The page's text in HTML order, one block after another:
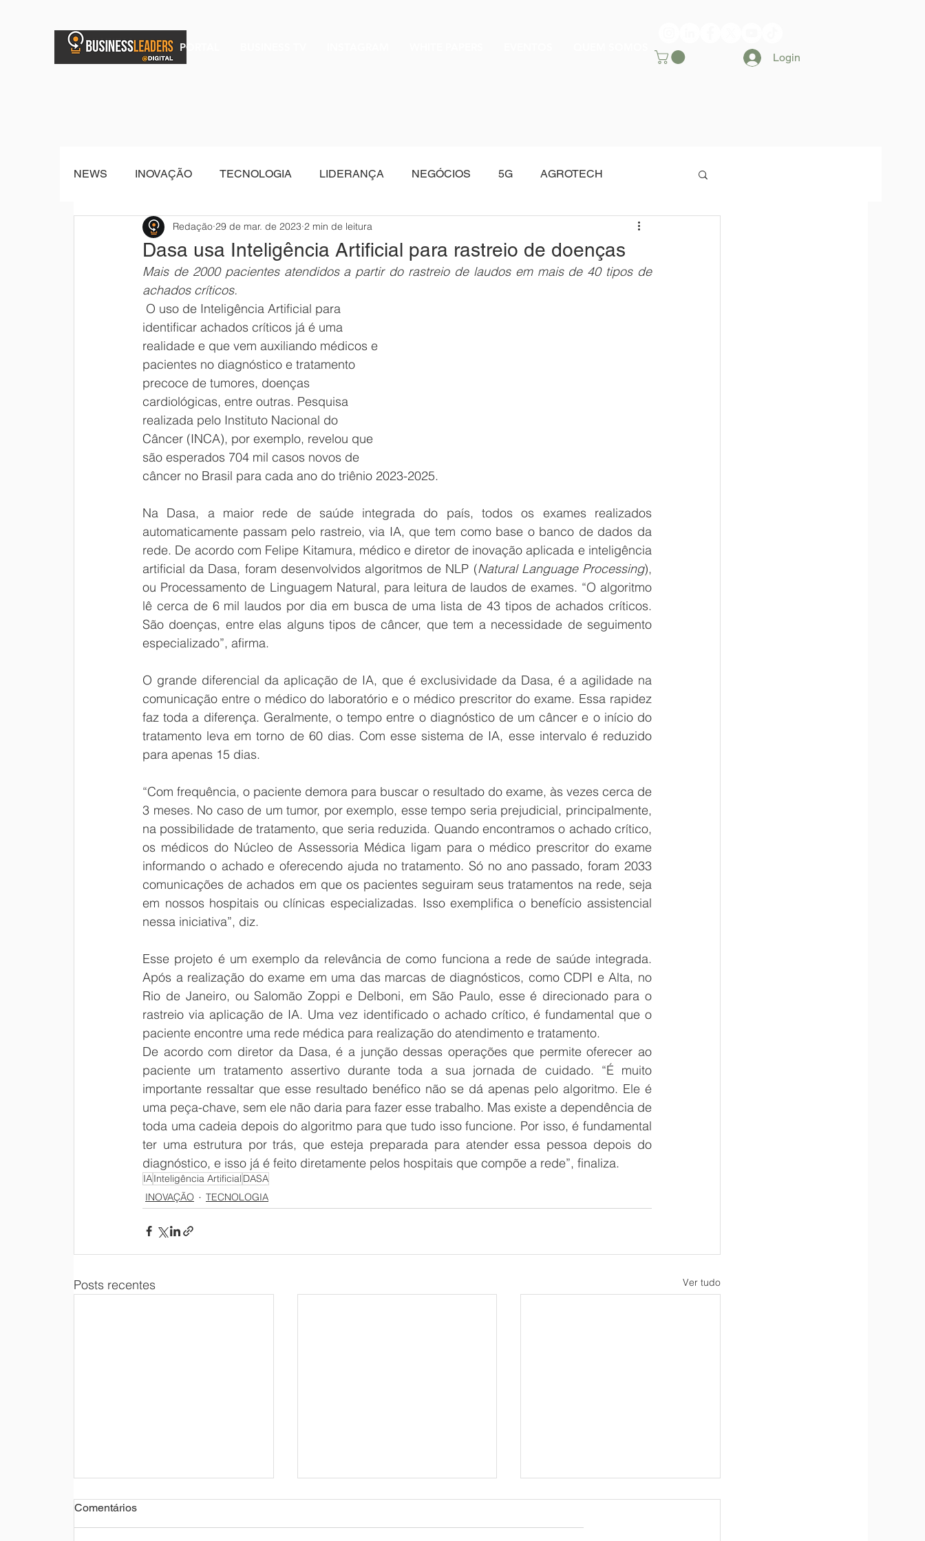
PORTAL
Login
NEWS INOVAÇÃO TECNOLOGIA LIDERANÇA NEGÓCIOS 5G AGROTECH
BRAND POST Senior Sistemas Oracle
Dasa usa Inteligência Artificial para rastreio de doenças
Redação 29 de mar. de 2023 2 min de leitura
Mais de 2000 pacientes atendidos a partir do rastreio de laudos em mais de 40 tipos de
achados críticos.
identificar achados críticos já é uma
realidade e que vem auxiliando médicos e
pacientes no diagnóstico e tratamento
precoce de tumores, doenças
cardiológicas, entre outras. Pesquisa
realizada pelo Instituto Nacional do
Câncer (INCA), por exemplo, revelou que
são esperados 704 mil casos novos de
câncer no Brasil para cada ano do triênio 2023-2025.
Na Dasa, a maior rede de saúde integrada do país, todos os exames realizados
automaticamente passam pelo rastreio, via IA, que tem como base o banco de dados da
rede. De acordo com Felipe Kitamura, médico e diretor de inovação aplicada e inteligência
artificial da Dasa, foram desenvolvidos algoritmos de NLP (Natural Language Processing),
ou Processamento de Linguagem Natural, para leitura de laudos de exames. “O algoritmo
lê cerca de 6 mil laudos por dia em busca de uma lista de 43 tipos de achados críticos.
São doenças, entre elas alguns tipos de câncer, que tem a necessidade de seguimento
especializado”, afirma.
O grande diferencial da aplicação de IA, que é exclusividade da Dasa, é a agilidade na
comunicação entre o médico do laboratório e o médico prescritor do exame. Essa rapidez
faz toda a diferença. Geralmente, o tempo entre o diagnóstico de um câncer e o início do
tratamento leva em torno de 60 dias. Com esse sistema de IA, esse intervalo é reduzido
para apenas 15 dias.
“Com frequência, o paciente demora para buscar o resultado do exame, às vezes cerca de
3 meses. No caso de um tumor, por exemplo, esse tempo seria prejudicial, principalmente,
na possibilidade de tratamento, que seria reduzida. Quando encontramos o achado crítico,
os médicos do Núcleo de Assessoria Médica ligam para o médico prescritor do exame
informando o achado e oferecendo ajuda no tratamento. Só no ano passado, foram 2033
comunicações de achados em que os pacientes seguiram seus tratamentos na rede, seja
em nossos hospitais ou clínicas especializadas. Isso exemplifica o benefício assistencial
nessa iniciativa”, diz.
Esse projeto é um exemplo da relevância de como funciona a rede de saúde integrada.
Após a realização do exame em uma das marcas de diagnósticos, como CDPI e Alta, no
Rio de Janeiro, ou Salomão Zoppi e Delboni, em São Paulo, esse é direcionado para o
rastreio via aplicação de IA. Uma vez identificado o achado crítico, é fundamental que o
paciente encontre uma rede médica para realização do atendimento e tratamento.
De acordo com diretor da Dasa, é a junção dessas operações que permite oferecer ao
paciente um tratamento assertivo durante toda a sua jornada de cuidado. “É muito
importante ressaltar que esse resultado benéfico não se dá apenas pelo algoritmo. Ele é
uma peça-chave, sem ele não daria para fazer esse trabalho. Mas existe a dependência de
ter uma estrutura por trás, que esteja preparada para atender essa pessoa depois do
diagnóstico, e isso já é feito diretamente pelos hospitais que compõe a rede”, finaliza.
IAInteligência Artificial DASA
INOVAÇÃO
TECNOLOGIA
Posts recentes Ver tudo
Comentários